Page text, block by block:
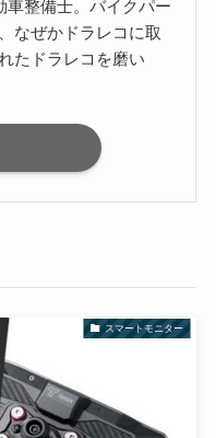
車整備士。バイクパー
なぜかドラレコに取
たドラレコを磨い
スマートモニター